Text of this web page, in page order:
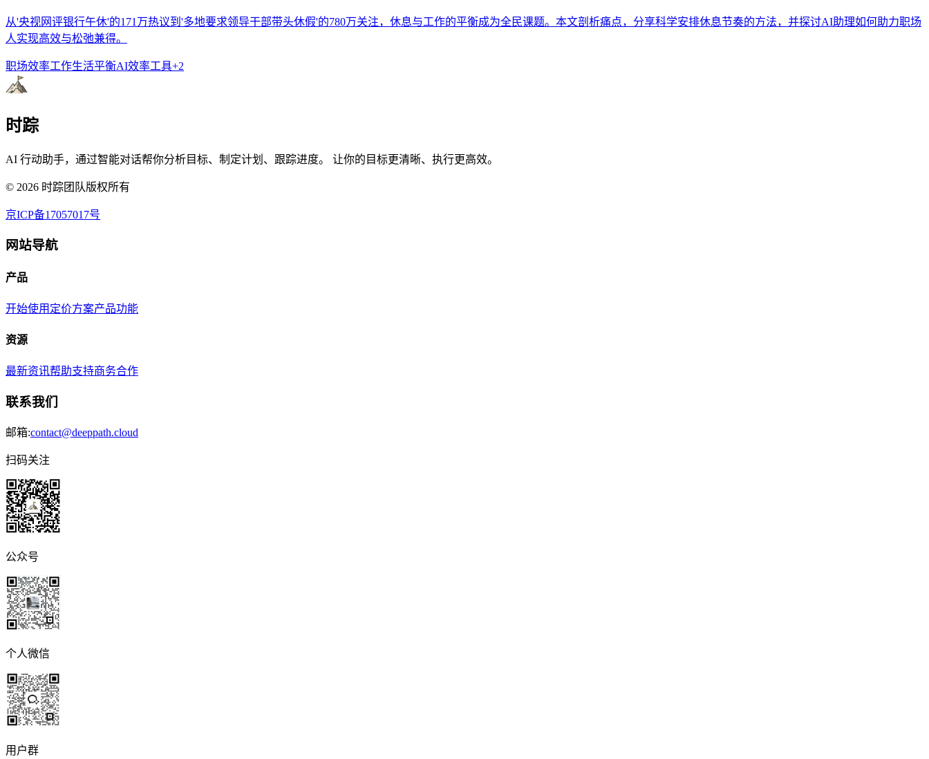
从'央视网评银行午休'的171万热议到'多地要求领导干部带头休假'的780万关注，休息与工作的平衡成为全民课题。本文剖析痛点，分享科学安排休息节奏的方法，并探讨AI助理如何助力职场
人实现高效与松弛兼得。
职场效率工作生活平衡AI效率工具+2
时踪
AI 行动助手，通过智能对话帮你分析目标、制定计划、跟踪进度。 让你的目标更清晰、执行更高效。
© 2026 时踪团队版权所有
京ICP备17057017号
网站导航
产品
开始使用 定价方案产品功能
资源
最新资讯帮助支持商务合作
联系我们
邮箱:contact@deeppath.cloud
扫码关注
公众号
个人微信
用户群